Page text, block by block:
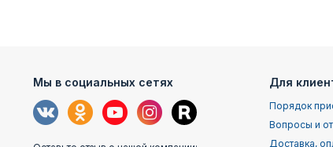
Мы в социальных сетях Для
Порядок
Вопросы и
Доставка,